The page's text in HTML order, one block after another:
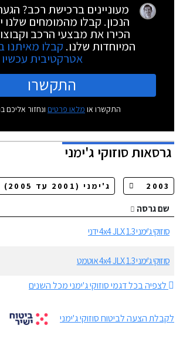
מעוניינים ברכישת רכב?
הנכון. קבלו מהמומחים שלנו
הכירו את מבצעי הרכב
המיוחדות שלנו. קבלו מאיתנו
אטרקטיבית עכשיו
התקשרו
התקשרו או מלאו פרטים ונחזור אליכם
גרסאותסוזוקי ג'ימני
שם גרסה
סוזוקי ג'ימני 1.3 4x4 JLX ידני
סוזוקי ג'ימני 1.3 4x4 JLX אוטמט
לצפיה בכל דגמי סוזוקי ג'ימני מכל השנים
לקבלת הצעה לביטוח סוזוקי ג'ימני